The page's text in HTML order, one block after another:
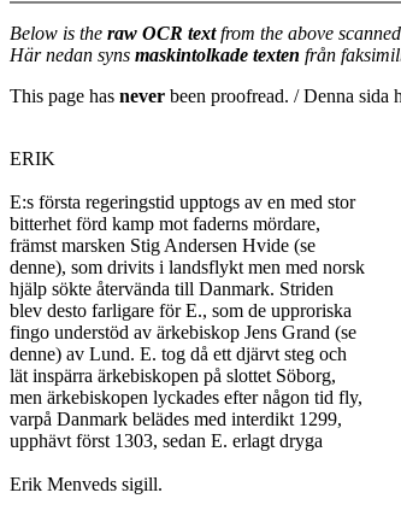
Below is the raw OCR textfrom the above
Här nedan syns maskintolkade texten från
This page has never been proofread. / Denna sida
ERIK
E:s första regeringstid upptogs av en med stor
bitterhet förd kamp mot faderns mördare,
främst marsken Stig Andersen Hvide (se
denne), som drivits i landsflykt men med norsk
hjälp sökte återvända till Danmark. Striden
blev desto farligare för E., som de upproriska
fingo understöd av ärkebiskop Jens Grand (se
denne) av Lund. E. tog då ett djärvt steg och
lät inspärra ärkebiskopen på slottet Söborg,
men ärkebiskopen lyckades efter någon tid fly,
varpå Danmark belädes med interdikt 1299,
upphävt först 1303, sedan E. erlagt dryga
Erik Menveds sigill.